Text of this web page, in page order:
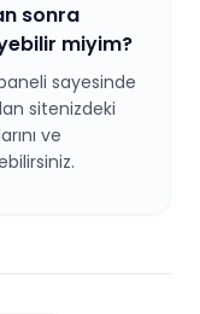
sonra
miyim?
sayesinde
sitenizdeki
ve